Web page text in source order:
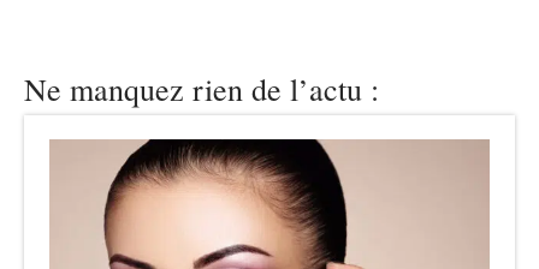
Ne manquez rien de l’actu :